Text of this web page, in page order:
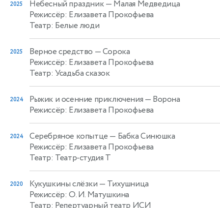
2025 Небесный праздник— Малая Медведица
Режиссёр: Елизавета Прокофьева
Театр: Белые люди
2025 Верное средство — Сорока
Режиссёр: Елизавета Прокофьева
Театр: Усадьба сказок
2024 Рыжик и осенние приключения — Ворона
Режиссёр: Елизавета Прокофьева
2024 Серебряное копытце — Бабка Синюшка
Режиссёр: Елизавета Прокофьева
Театр: Театр-студия Т
2020 Кукушкины слёзки — Тихушница
Режиссёр: О. И. Матушкина
Театр: Репертуарный театр ИСИ